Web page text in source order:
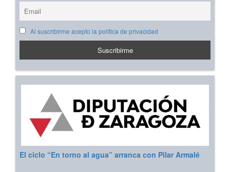
Al suscribirme acepto la política de privacidad
El ciclo “En torno al agua” arranca con Pilar Armalé